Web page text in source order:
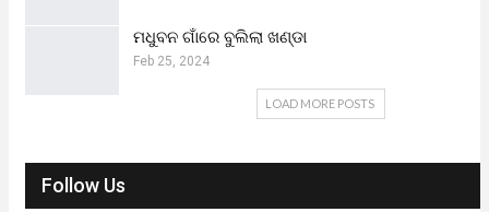
ମଧୁବନ ଗାଁରେ ବୁଲିଲା ଖଣ୍ଡା
Feb 25, 2024
LOAD MORE POSTS
Follow Us